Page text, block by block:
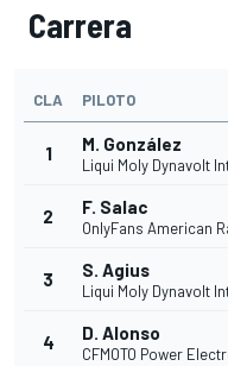
Carrera
CLA PILOTO
1 M. González
Liqui Moly Dynavolt
2 F. Salac
OnlyFans American
3 S. Agius
Liqui Moly Dynavolt
4 D. Alonso
CFMOTO Power